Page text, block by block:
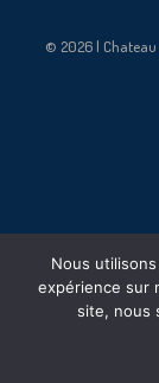
© 2026 | Chateau
Nous
expérience sur
site, nous